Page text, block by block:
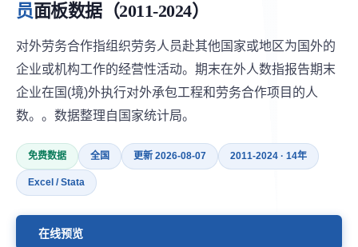
员面板数据（2011-2024）
对外劳务合作指组织劳务人员赴其他国家或地区为国外的
企业或机构工作的经营性活动。期末在外人数指报告期末
企业在国(境)外执行对外承包工程和劳务合作项目的人
数。。数据整理自国家统计局。
免费数据 全国 更新 2026-08-07 2011-2024 · 14年
Excel / Stata
在线预览